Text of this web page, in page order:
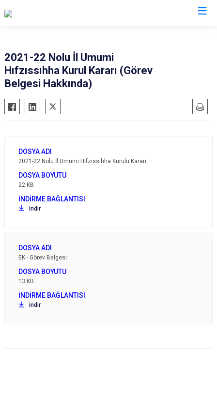
2021-22 Nolu İl Umumi
Hıfzıssıhha Kurul Kararı (Görev
Belgesi Hakkında)
2021-22 Nolu İl Umumi Hıfzıssıhha Kurulu Kararı
22 KB
indir
EK - Görev Balgesi
13 KB
indir